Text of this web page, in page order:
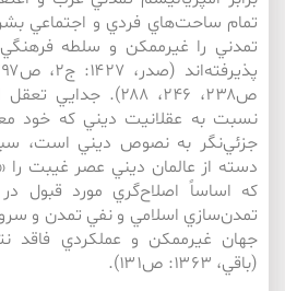
تمام ساحت‌هاي فردي و اجتماعي
تمدني را غيرممكن و سلطه
ص۲۳۸، ۲۴۶، ۲۸۸).
نسبت به عقلانيت ديني كه خود
جزئي‌نگر به نصوص ديني است،
دسته از عالمان ديني عصر غيبت را
كه اساساً اصلاح‌گري مورد قبول
تمدن‌سازي اسلامي و نفي تمدن و
جهان غيرممكن و عملكردي فاقد
(باقي، ۱۳۶۳: ص۱۳۱).